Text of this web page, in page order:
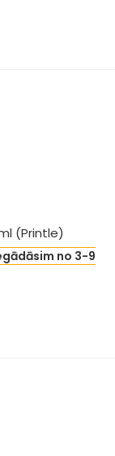
(Printle)
no 3-9